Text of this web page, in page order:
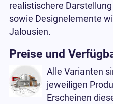
realistischere
sowie Designelemente
Jalousien.
Preise und
Alle Varianten
jeweiligen
Erscheinen